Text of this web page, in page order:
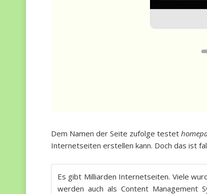
Dem Namen der Seite zufolge testet
Internetseiten erstellen kann. Doch das ist
Es gibt Milliarden Internetseiten. Viele
werden auch als Content Management